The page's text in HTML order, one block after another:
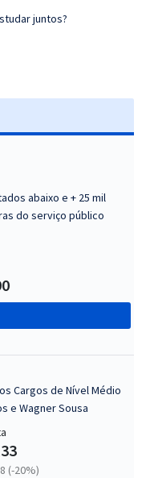
juntos?
abaixo e + 25 mil
do serviço público
Cargos de Nível Médio
e Wagner Sousa
(-20%)